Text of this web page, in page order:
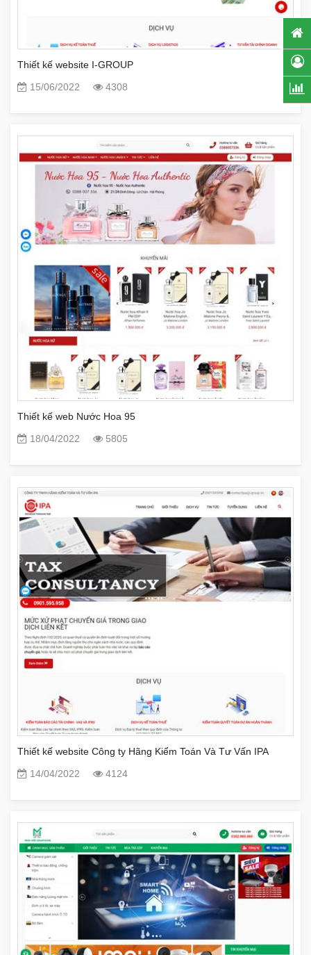
Thiết kế website I-GROUP
15/06/2022
4308
Thiết kế web Nước Hoa 95
18/04/2022
5805
Thiết kế website Công ty Hãng Kiểm Toán Và Tư Vấn IPA
14/04/2022
4124